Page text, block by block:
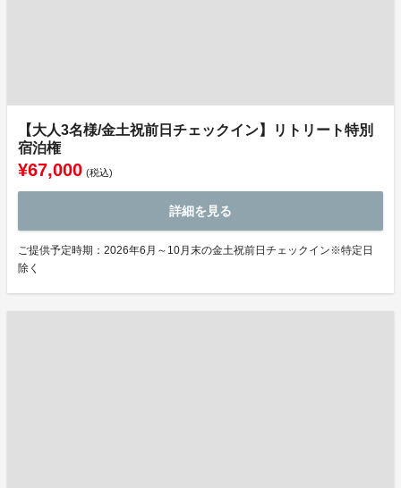
【大人3名様/金土祝前日チェックイン】リトリート特別
宿泊権
¥67,000 (税込)
詳細を見る
ご提供予定時期：2026年6月～10月末の金土祝前日チェックイン※特定日
除く